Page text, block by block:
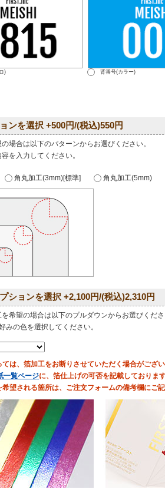
) 背番号(カラー)
ンを選択 +500円/(税込)550円
場合は以下のパターンからお選びください。
を入力してください。
角丸加工(3mm)[標準] 角丸加工(5mm)
ションを選択 +2,100円/(税込)2,310円
希望の場合は以下のプルダウンからお選びくださ
みの色を選択してください。
は、箔加工をお断りさせていただく場合がござい
一覧ページに、箔仕上げの可否を記載しておりま
望される箇所は、ご注文フォームの備考欄にご記